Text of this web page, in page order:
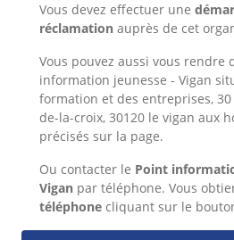
Vous devez effectuer une
réclamation auprès de cet
Vous pouvez aussi vous rendre
information jeunesse - Vigan
formation et des entreprises,
de-la-croix, 30120 le vigan aux
précisés sur la page.
Ou contacter le Point
Vigan par téléphone. Vous
téléphone cliquant sur le